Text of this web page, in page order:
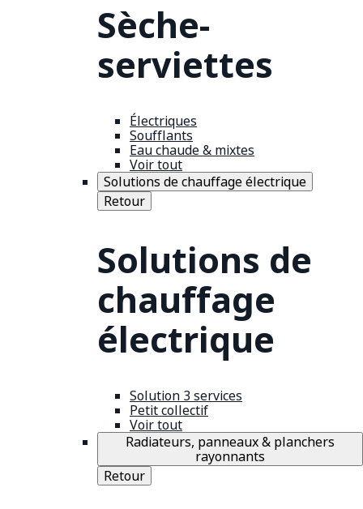
Sèche-
serviettes
Électriques
Soufflants
Eau chaude & mixtes
Voir tout
Solutions de chauffage électrique
Retour
Solutions de
chauffage
électrique
Solution 3 services
Petit collectif
Voir tout
Radiateurs, panneaux & planchers
rayonnants
Retour